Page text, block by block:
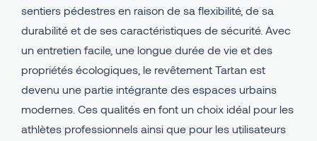
sentiers pédestres en raison de sa flexibilité, de sa
durabilité et de ses caractéristiques de sécurité. Avec
un entretien facile, une longue durée de vie et des
propriétés écologiques, le revêtement Tartan est
devenu une partie intégrante des espaces urbains
modernes. Ces qualités en font un choix idéal pour les
athlètes professionnels ainsi que pour les utilisateurs